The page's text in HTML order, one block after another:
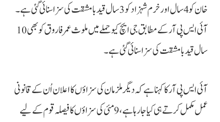
خان کو 4 سال ا ور خرم شہزاد کو 3 سال قید بامشقت کی سزا سنائی گئی ہے۔
آئی ایس پی آر کے مطابق جی ایچ کیو حملے میں ملوث عمر فاروق کو بھی 10
سال قید بامشقت کی سزا سنائی گئی ہے۔
آئی ایس پی آر کا کہنا ہےکہ دیگر ملزمان کی سزاؤں کا اعلان اُن کے قانونی
عمل مکمل کرتے ہی کیا جا رہا ہے، 9 مئی کی سزاؤں کا فیصلہ قوم کے لیے